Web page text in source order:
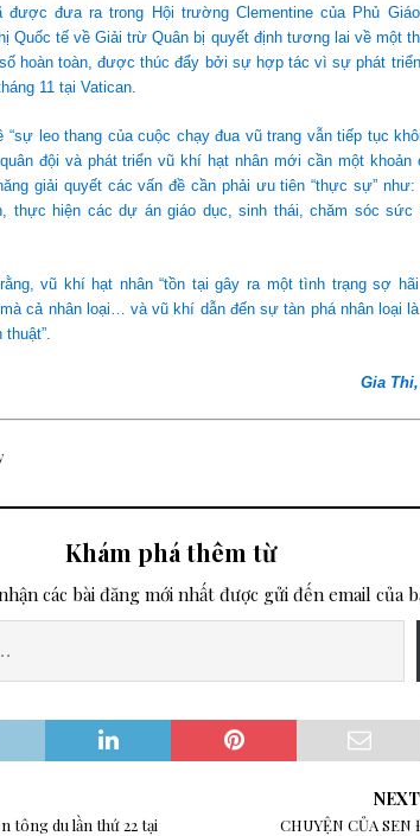
được đưa ra trong Hội trường Clementine của Phủ
Quốc tế về Giải trừ Quân bị quyết định tương lai về một
hoàn toàn, được thúc đẩy bởi sự hợp tác vì sự phát
11 tại Vatican.
leo thang của cuộc chạy đua vũ trang vẫn tiếp tục
đội và phát triển vũ khí hạt nhân mới cần một
giải quyết các vấn đề cần phải ưu tiên “thực sự” như:
thực hiện các dự án giáo dục, sinh thái, chăm sóc sức
vũ khí hạt nhân “tồn tại gây ra một tình trạng sợ
cả nhân loại… và vũ khí dẫn đến sự tàn phá nhân loại
Gia
Khám phá thêm từ
các bài đăng mới nhất được gửi đến email của
tông du lần thứ 22 tại
NEXT
CHUYỆN CỦA SEN